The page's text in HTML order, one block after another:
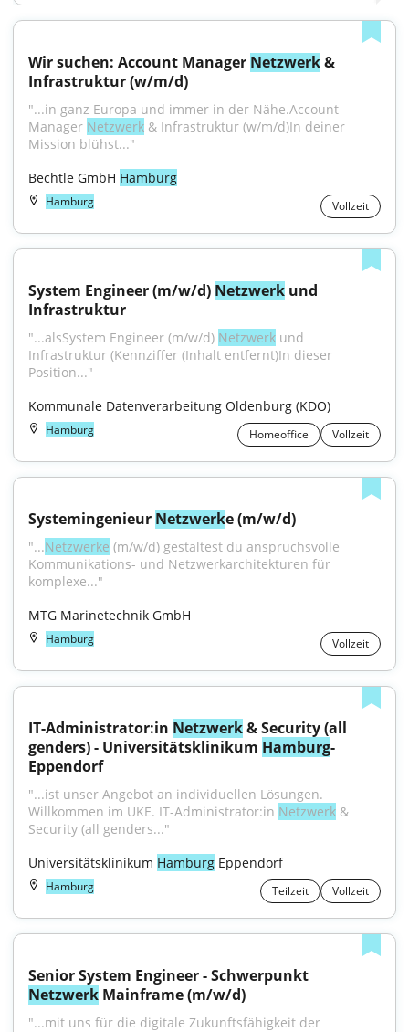
Wir suchen: Account Manager Netzwerk &
Infrastruktur (w/m/d)
"...in ganz Europa und immer in der Nähe.Account
Manager Netzwerk & Infrastruktur (w/m/d)In deiner
Mission blühst..."
Bechtle GmbH Hamburg
Hamburg Vollzeit
System Engineer (m/w/d) Netzwerk und
Infrastruktur
"...alsSystem Engineer (m/w/d) Netzwerk und
Infrastruktur (Kennziffer (Inhalt entfernt)In dieser
Position..."
Kommunale Datenverarbeitung Oldenburg (KDO)
Hamburg Homeoffice Vollzeit
Systemingenieur Netzwerke (m/w/d)
"...Netzwerke (m/w/d) gestaltest du anspruchsvolle
Kommunikations- und Netzwerkarchitekturen für
komplexe..."
MTG Marinetechnik GmbH
Hamburg Vollzeit
IT-Administrator:in Netzwerk & Security (all
genders) - Universitätsklinikum Hamburg-
Eppendorf
"...ist unser Angebot an individuellen Lösungen.
Willkommen im UKE. IT-Administrator:in Netzwerk &
Security (all genders..."
Universitätsklinikum Hamburg Eppendorf
Hamburg Teilzeit Vollzeit
Netzwerk Mainframe (m/w/d)
"...mit uns für die digitale Zukunftsfähigkeit der